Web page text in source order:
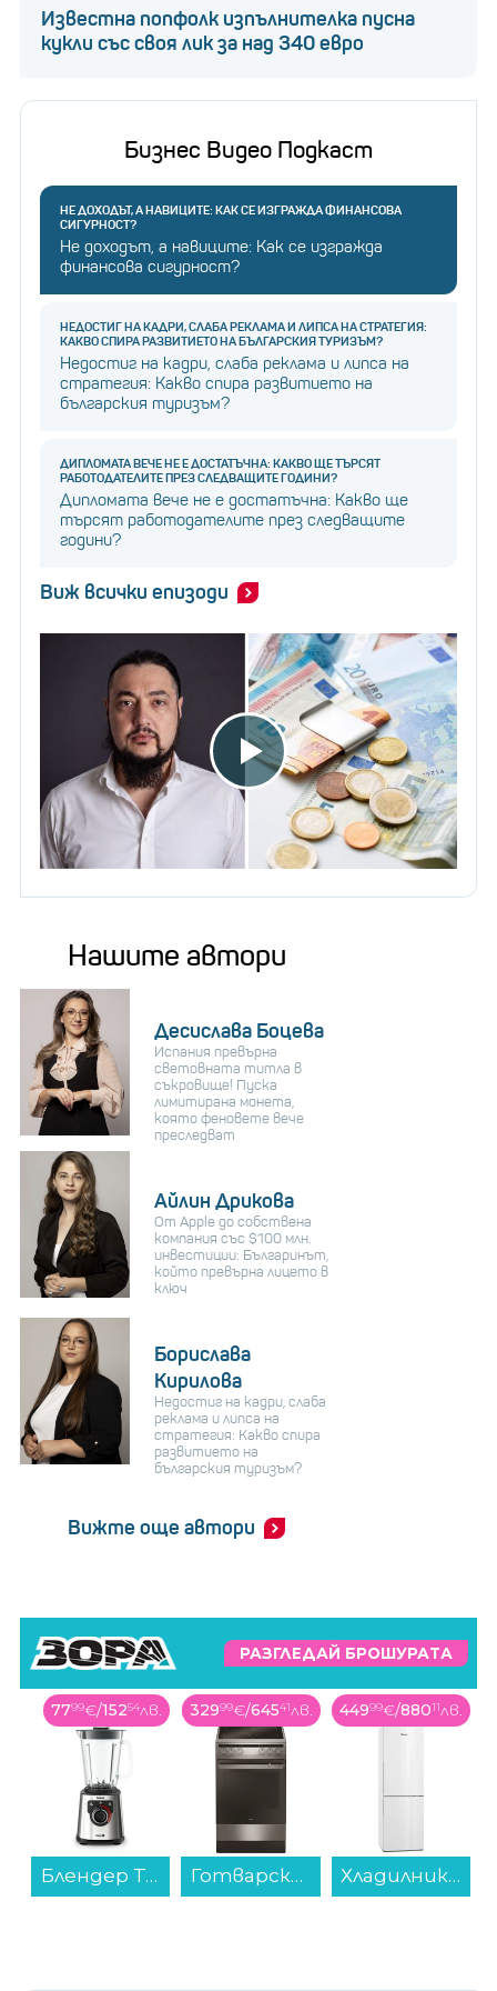
7. За да подадете възражение, трябва да
8. След като я попълните, ще получите код по
имейла на профила ви. Ако не излиза в общия раздел
на пощата, проверете в папка „Спам“ или в другите
раздели като напр. „Рекламни съобщения“.
трябвало скоро след това да получите имейл и
съобщение на профила ви, че възражението ви е
било прието.
Известна попфолк изпълнителка пусна
кукли със своя лик за над 340 евро
Бизнес Видео Подкаст
НЕ ДОХОДЪТ, А НАВИЦИТЕ: КАК СЕ ИЗГРАЖДА ФИНАНСОВА
СИГУРНОСТ?
Не доходът, а навиците: Как се изгражда
финансова сигурност?
НЕДОСТИГ НА КАДРИ, СЛАБА РЕКЛАМА И ЛИПСА НА СТРАТЕГИЯ:
КАКВО СПИРА РАЗВИТИЕТО НА БЪЛГАРСКИЯ ТУРИЗЪМ?
Недостиг на кадри, слаба реклама и липса на
стратегия: Какво спира развитието на
българския туризъм?
ДИПЛОМАТА ВЕЧЕ НЕ Е ДОСТАТЪЧНА: КАКВО ЩЕ ТЪРСЯТ
РАБОТОДАТЕЛИТЕ ПРЕЗ СЛЕДВАЩИТЕ ГОДИНИ?
Дипломата вече не е достатъчна: Какво ще
търсят работодателите през следващите
години?
Виж всички епизоди
Нашите автори
Десислава Боцева
Испания превърна
световната титла в
съкровище! Пуска
лимитирана монета,
която феновете вече
преследват
Айлин Дрикова
От Apple до собствена
компания със $100 млн.
инвестиции: Българинът,
който превърна лицето в
ключ
Борислава
Кирилова
Недостиг на кадри, слаба
реклама и липса на
стратегия: Какво спира
развитието на
българския туризъм?
Вижте още автори
РАЗГЛЕДАЙ БРОШУРАТА
7799€/15254лв.
Блендер Tefal BL871D31...
32999€/64541лв.
Готварска печка (ток) AMICA 508CE2.30EH(XV) , Керамични...
44999€/88011лв.
Хладилник с фризер MIELE KD 4072 E ws Active , 308 l, E , Бял , Статична...